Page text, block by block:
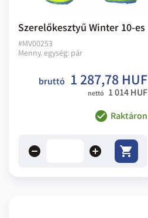
Szerelőkesztyű Winter 10-es
#MV00253
Menny. egység: pár
bruttó 1 287,78 HUF
nettó 1 014 HUF
Raktáron
remove add